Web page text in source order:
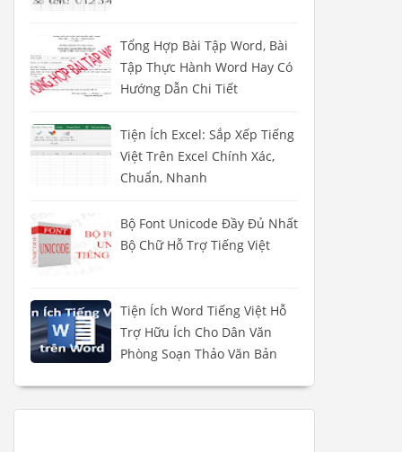
Tổng Hợp Bài Tập Word, Bài
Tập Thực Hành Word Hay Có
Hướng Dẫn Chi Tiết
Tiện Ích Excel: Sắp Xếp Tiếng
Việt Trên Excel Chính Xác,
Chuẩn, Nhanh
Bộ Font Unicode Đầy Đủ Nhất
Bộ Chữ Hỗ Trợ Tiếng Việt
Tiện Ích Word Tiếng Việt Hỗ
Trợ Hữu Ích Cho Dân Văn
Phòng Soạn Thảo Văn Bản